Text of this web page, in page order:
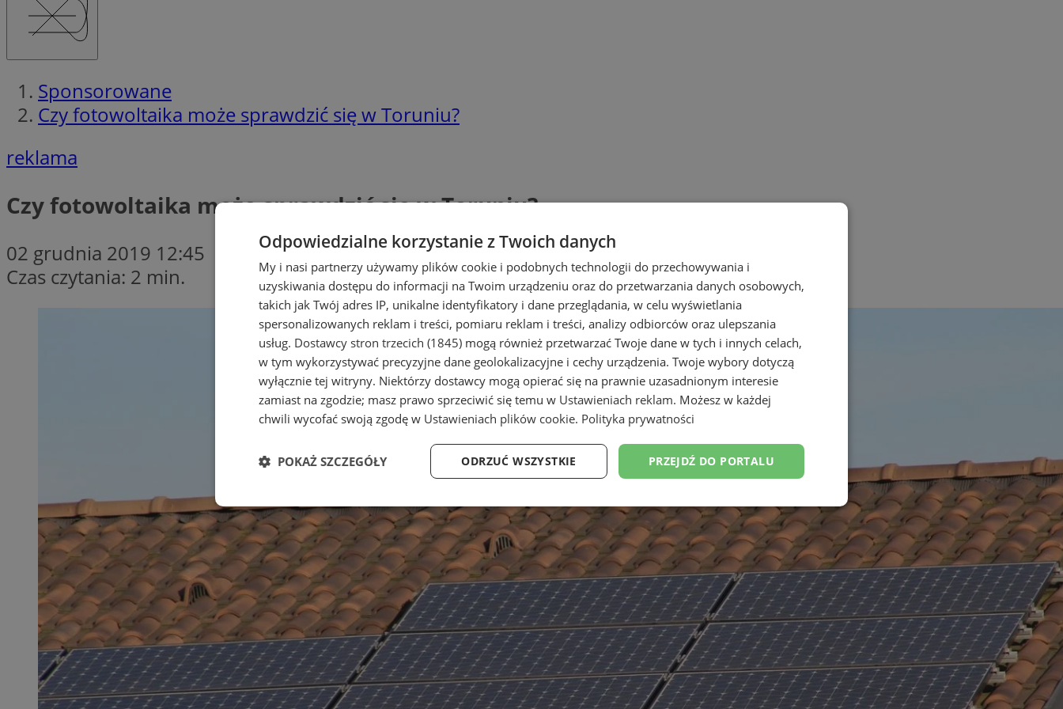
Sponsorowane
Czy fotowoltaika może sprawdzić się w Toruniu?
reklama
Czy fotowoltaika może sprawdzić się w Toruniu?
02 grudnia 2019 12:45
Czas czytania: 2 min.
Odpowiedzialne korzystanie z Twoich danych
My i nasi partnerzy używamy plików cookie i podobnych technologii do przechowywania i
uzyskiwania dostępu do informacji na Twoim urządzeniu oraz do przetwarzania danych osobowych,
takich jak Twój adres IP, unikalne identyfikatory i dane przeglądania, w celu wyświetlania
spersonalizowanych reklam i treści, pomiaru reklam i treści, analizy odbiorców oraz ulepszania
usług. Dostawcy stron trzecich (1845) mogą również przetwarzać Twoje dane w tych i innych celach,
w tym wykorzystywać precyzyjne dane geolokalizacyjne i cechy urządzenia. Twoje wybory dotyczą
wyłącznie tej witryny. Niektórzy dostawcy mogą opierać się na prawnie uzasadnionym interesie
zamiast na zgodzie; masz prawo sprzeciwić się temu w Ustawieniach reklam. Możesz w każdej
chwili wycofać swoją zgodę w Ustawieniach plików cookie. Polityka prywatności
PRZEJDŹ DO PORTALU
ODRZUĆ WSZYSTKIE
POKAŻ SZCZEGÓŁY
Niezbędne Wydajność Targetowanie Funkcjonalność Niesklasyfikowane
Niezbędne Wydajność Targetowanie Funkcjonalność Niesklasyfikowane
Niezbędne pliki cookie umożliwiają korzystanie z podstawowych funkcji strony internetowej, takich jak logowanie użytkownika i
zarządzanie kontem. Bez niezbędnych plików cookie nie można prawidłowo korzystać ze strony internetowej.
Nazwa Provider /Domena
Okres
przechowywania
Opis